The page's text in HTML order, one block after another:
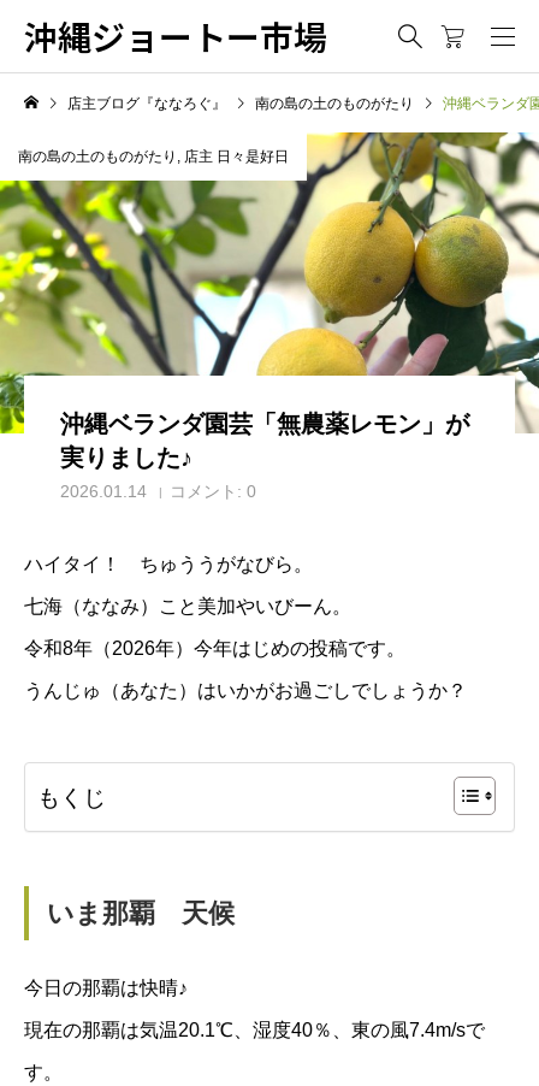
沖縄ジョートー市場
店主ブログ『ななろぐ』 南の島の土のものがたり 沖縄ベランダ
南の島の土のものがたり , 店主 日々是好日
沖縄ベランダ園芸「無農薬レモン」が
実りました♪
2026.01.14 コメント: 0
ハイタイ！ ちゅううがなびら。
七海（ななみ）こと美加やいびーん。
令和8年（2026年）今年はじめの投稿です。
うんじゅ（あなた）はいかがお過ごしでしょうか？
もくじ
いま那覇 天候
今日の那覇は快晴♪
現在の那覇は気温20.1℃、湿度40％、東の風7.4m/sで
す。